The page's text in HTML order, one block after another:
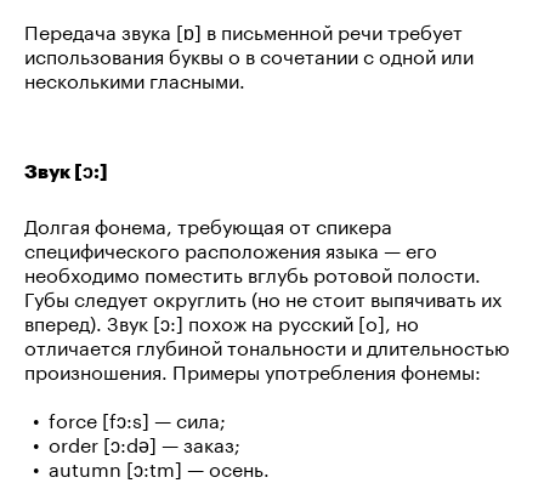
Передача звука [ɒ] в письменной речи требует
использования буквы o в сочетании с одной или
несколькими гласными.
Звук [ɔ:]
Долгая фонема, требующая от спикера
специфического расположения языка — его
необходимо поместить вглубь ротовой полости.
Губы следует округлить (но не стоит выпячивать их
вперед). Звук [ɔ:] похож на русский [о], но
отличается глубиной тональности и длительностью
произношения. Примеры употребления фонемы:
force [fɔ:s] — сила;
order [ɔ:də] — заказ;
autumn [ɔ:tm] — осень.